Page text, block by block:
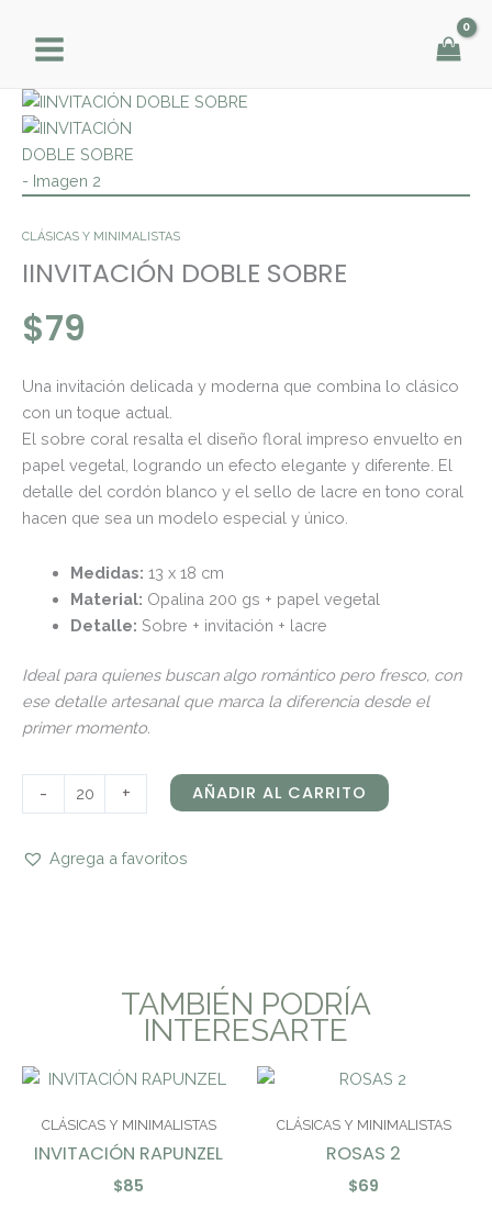
contenido
CLÁSICAS Y MINIMALISTAS
IINVITACIÓN DOBLE SOBRE
$79
Una invitación delicada y moderna que combina lo clásico
con un toque actual.
El sobre coral resalta el diseño floral impreso envuelto en
papel vegetal, logrando un efecto elegante y diferente. El
detalle del cordón blanco y el sello de lacre en tono coral
hacen que sea un modelo especial y único.
Medidas: 13 x 18 cm
Material: Opalina 200 gs + papel vegetal
Detalle: Sobre + invitación + lacre
Ideal para quienes buscan algo romántico pero fresco, con
ese detalle artesanal que marca la diferencia desde el
primer momento.
-
IINVITACIÓN
DOBLE
SOBRE
cantidad
+ AÑADIR AL CARRITO
Agrega a favoritos
TAMBIÉN PODRÍA
INTERESARTE
CLÁSICAS Y MINIMALISTAS
INVITACIÓN RAPUNZEL
$85
CLÁSICAS Y MINIMALISTAS
ROSAS 2
$69